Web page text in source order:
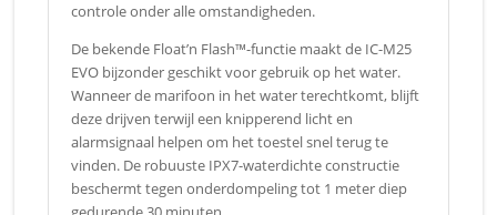
controle onder alle omstandigheden.
De bekende Float’n Flash™-functie maakt de IC-M25
EVO bijzonder geschikt voor gebruik op het water.
Wanneer de marifoon in het water terechtkomt, blijft
deze drijven terwijl een knipperend licht en
alarmsignaal helpen om het toestel snel terug te
vinden. De robuuste IPX7-waterdichte constructie
beschermt tegen onderdompeling tot 1 meter diep